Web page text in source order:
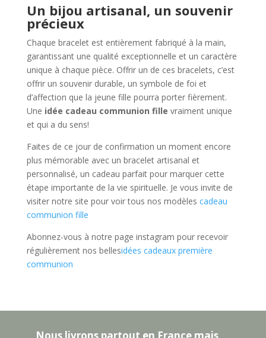
Un bijou artisanal, un souvenir
précieux
Chaque bracelet est entièrement fabriqué à la main,
garantissant une qualité exceptionnelle et un caractère
unique à chaque pièce. Offrir un de ces bracelets, c’est
offrir un souvenir durable, un symbole de foi et
d’affection que la jeune fille pourra porter fièrement.
Une idée cadeau communion fille vraiment unique
et qui a du sens!
Faites de ce jour de confirmation un moment encore
plus mémorable avec un bracelet artisanal et
personnalisé, un cadeau parfait pour marquer cette
étape importante de la vie spirituelle. Je vous invite de
visiter notre site pour voir tous nos modèles cadeau
communion fille
Abonnez-vous à notre page instagram pour recevoir
régulièrement nos bellesidées cadeaux première
communion